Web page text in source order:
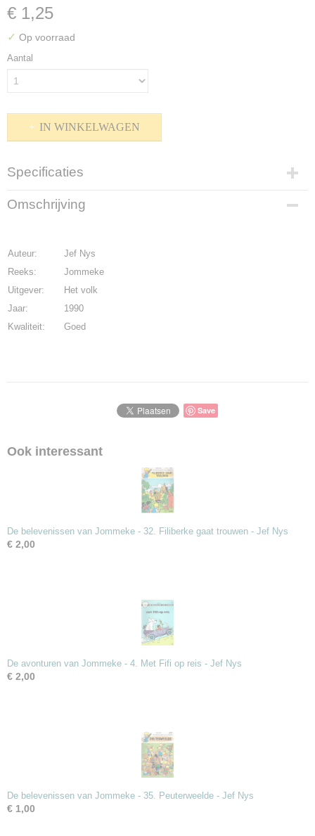
€ 1,25
✓ Op voorraad
Aantal
IN WINKELWAGEN
Specificaties
Productcode
P-1710-3
Bruto gewicht
200,00 g
Omschrijving
Auteur:
Jef Nys
Reeks:
Jommeke
Uitgever:
Het volk
Jaar:
1990
Kwaliteit:
Goed
Save
Ook interessant
De belevenissen van Jommeke - 32. Filiberke gaat trouwen - Jef Nys
€ 2,00
De avonturen van Jommeke - 4. Met Fifi op reis - Jef Nys
€ 2,00
De belevenissen van Jommeke - 35. Peuterweelde - Jef Nys
€ 1,00